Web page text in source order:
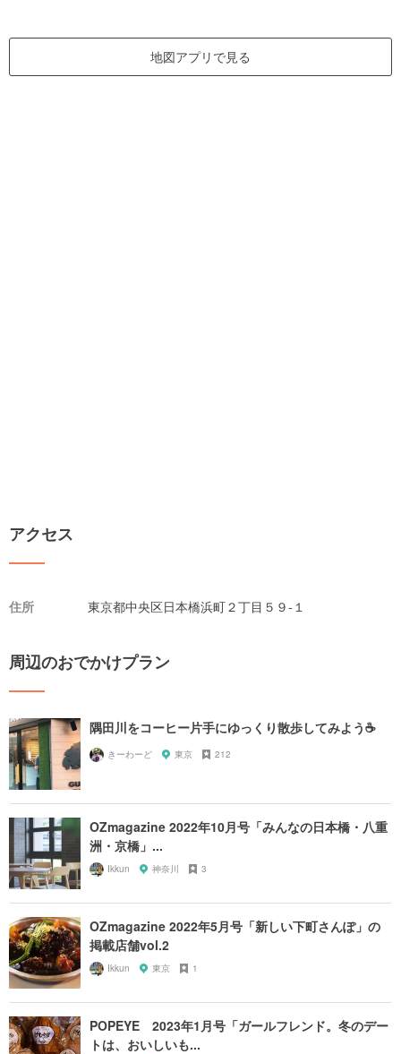
地図アプリで見る
アクセス
住所 東京都中央区日本橋浜町２丁目５９-１
周辺のおでかけプラン
隅田川をコーヒー片手にゆっくり散歩してみよう☕️
きーわーど 東京 212
OZmagazine 2022年10月号「みんなの日本橋・八重
洲・京橋」...
Ikkun 神奈川 3
OZmagazine 2022年5月号「新しい下町さんぽ」の
掲載店舗vol.2
Ikkun 東京 1
POPEYE 2023年1月号「ガールフレンド。冬のデー
トは、おいしいも...